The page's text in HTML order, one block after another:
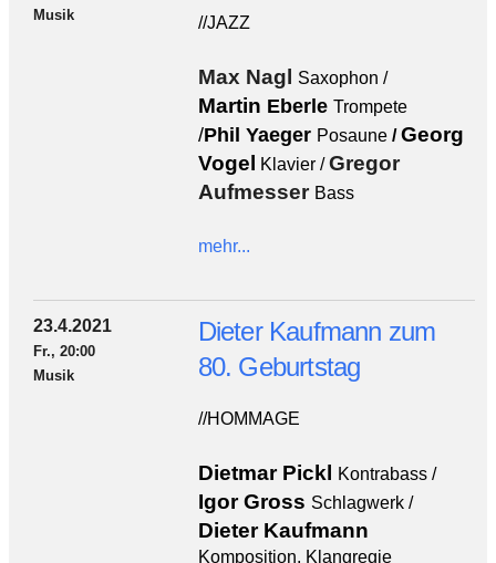
Musik
//JAZZ
Max Nagl Saxophon /
Martin Eberle Trompete
/Phil Yaeger Posaune/Georg
Vogel
Klavier /Gregor
Aufmesser Bass
mehr...
23.4.2021
Fr., 20:00
Musik
Dieter Kaufmann zum
80. Geburtstag
//HOMMAGE
Dietmar Pickl Kontrabass /
Igor Gross Schlagwerk /
Dieter Kaufmann
Komposition, Klangregie